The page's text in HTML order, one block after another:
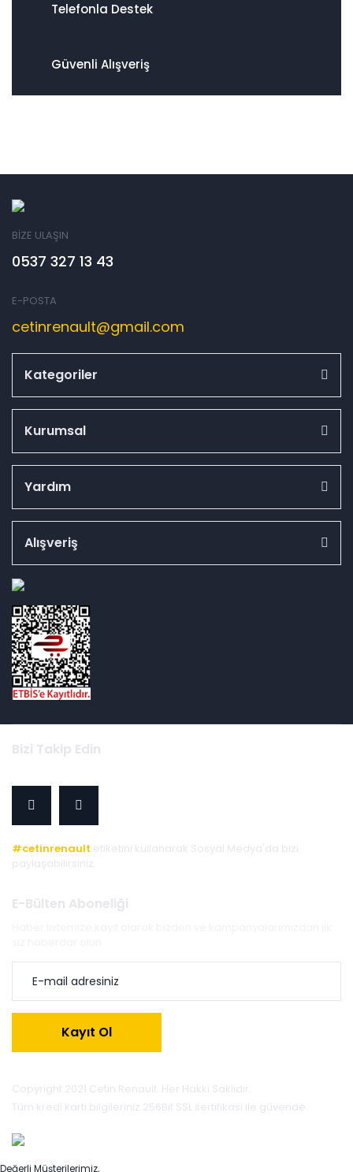
Telefonla Destek
Güvenli Alışveriş
BİZE ULAŞIN
0537 327 13 43
E-POSTA
cetinrenault@gmail.com
Kategoriler
Kurumsal
Yardım
Alışveriş
Bizi Takip Edin
#cetinrenault etiketini kullanarak Sosyal Medya'da bizi
paylaşabilirsiniz.
E-Bülten Aboneliği
Kayıt Ol
Copyright 2021 Cetin Renault. Her Hakkı Saklıdır.
Tüm kredi kartı bilgileriniz 256Bit SSL sertifikası ile güvende.
Değerli Müşterilerimiz,